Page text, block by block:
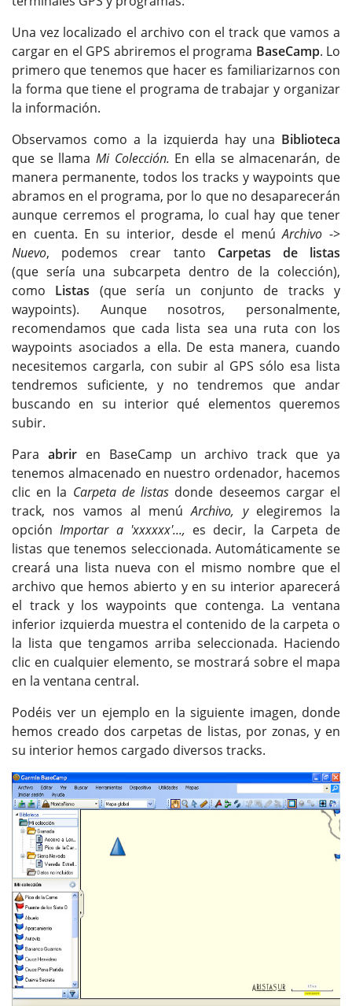
Una vez localizado el archivo con el track que vamos a
cargar en el GPS abriremos el programa BaseCamp. Lo
primero que tenemos que hacer es familiarizarnos con
la forma que tiene el programa de trabajar y organizar
la información.
Observamos como a la izquierda hay una Biblioteca
que se llama Mi Colección. En ella se almacenarán, de
manera permanente, todos los tracks y waypoints que
abramos en el programa, por lo que no desaparecerán
aunque cerremos el programa, lo cual hay que tener
en cuenta. En su interior, desde el menúArchivo ->
Nuevo, podemos crear tanto Carpetas de listas
(que sería una subcarpeta dentro de la colección),
como Listas (que sería un conjunto de tracks y
waypoints). Aunque nosotros, personalmente,
recomendamos que cada lista sea una ruta con los
waypoints asociados a ella. De esta manera, cuando
necesitemos cargarla, con subir al GPS sólo esa lista
tendremos suficiente, y no tendremos que andar
buscando en su interior qué elementos queremos
subir.
Para abriren BaseCamp un archivo track que ya
tenemos almacenado en nuestro ordenador, hacemos
clic en la Carpeta de listas donde deseemos cargar el
track, nos vamos al menúArchivo, y elegiremos la
opciónImportar a 'xxxxxx'..., es decir, la Carpeta de
listas que tenemos seleccionada. Automáticamente se
creará una lista nueva con el mismo nombre que el
archivo que hemos abierto y en su interior aparecerá
el track y los waypoints que contenga. La ventana
inferior izquierda muestra el contenido de la carpeta o
la lista que tengamos arriba seleccionada. Haciendo
clic en cualquier elemento, se mostrará sobre el mapa
en la ventana central.
Podéis ver un ejemplo en la siguiente imagen, donde
hemos creado dos carpetas de listas, por zonas, y en
su interior hemos cargado diversos tracks.